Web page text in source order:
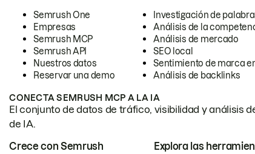
Semrush One
Empresas
Semrush MCP
Semrush API
Nuestros datos
Reservar una demo
Investigación de
Análisis de la
Análisis de mercado
SEO local
Sentimiento de marca
Análisis de backlinks
CONECTA SEMRUSH MCP A LA IA
El conjunto de datos de tráfico, visibilidad y análisis
de IA.
Crece con Semrush Explora las